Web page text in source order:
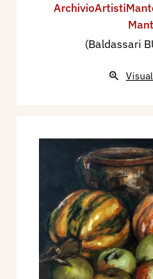
(Baldassari